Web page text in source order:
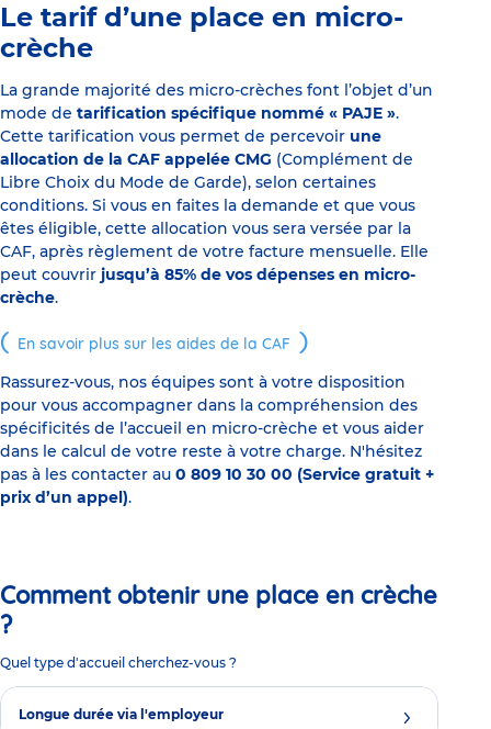
Le tarif d’une place en micro-
crèche
La grande majorité des micro-crèches font l’objet d’un
mode de tarification spécifique nommé « PAJE ».
Cette tarification vous permet de percevoir une
allocation de la CAF appelée CMG (Complément de
Libre Choix du Mode de Garde), selon certaines
conditions. Si vous en faites la demande et que vous
êtes éligible, cette allocation vous sera versée par la
CAF, après règlement de votre facture mensuelle. Elle
peut couvrir jusqu’à 85% de vos dépenses en micro-
crèche.
En savoir plus sur les aides de la CAF
Rassurez-vous, nos équipes sont à votre disposition
pour vous accompagner dans la compréhension des
spécificités de l’accueil en micro-crèche et vous aider
dans le calcul de votre reste à votre charge. N'hésitez
pas à les contacter au 0 809 10 30 00 (Service gratuit +
prix d’un appel).
Comment obtenir une place en crèche
?
Quel type d'accueil cherchez-vous ?
Longue durée via l'employeur